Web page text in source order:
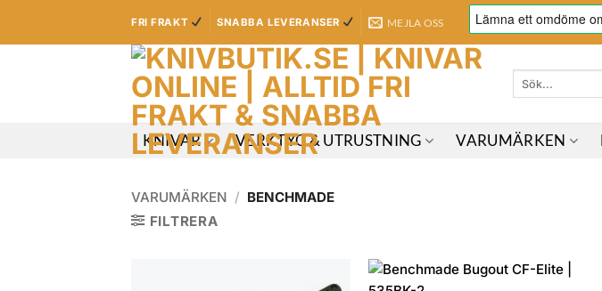
FRI FRAKT SNABBA LEVERANSER MEJLA OSS
Sök
KNIVAR VERKTYG & UTRUSTNING VARUMÄRKEN
VARUMÄRKEN / BENCHMADE
FILTRERA